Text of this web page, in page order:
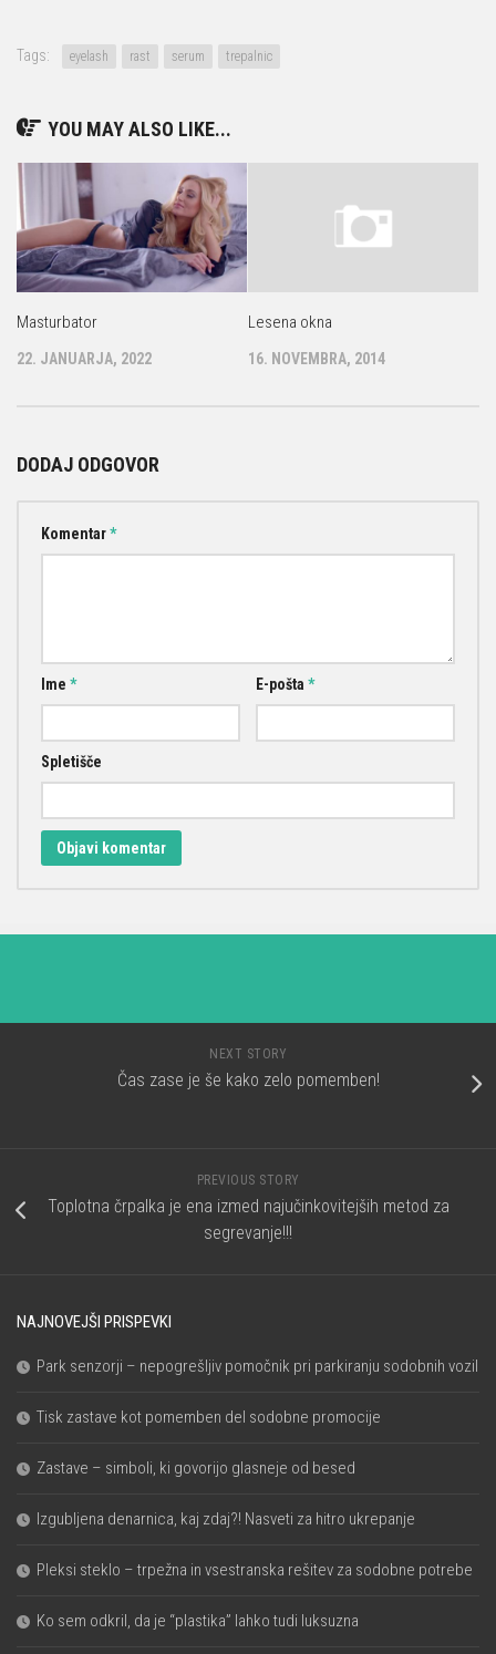
Tags: eyelash rast serum trepalnic
YOU MAY ALSO LIKE...
Masturbator
22. JANUARJA, 2022
Lesena okna
16. NOVEMBRA, 2014
DODAJ ODGOVOR
Komentar*
Ime * E-pošta*
Spletišče
NEXT STORY
Čas zase je še kako zelo pomemben!
PREVIOUS STORY
Toplotna črpalka je ena izmed najučinkovitejših metod za
segrevanje!!!
NAJNOVEJŠI PRISPEVKI
Park senzorji – nepogrešljiv pomočnik pri parkiranju sodobnih vozil
Tisk zastave kot pomemben del sodobne promocije
Zastave – simboli, ki govorijo glasneje od besed
Izgubljena denarnica, kaj zdaj?! Nasveti za hitro ukrepanje
Pleksi steklo – trpežna in vsestranska rešitev za sodobne potrebe
Ko sem odkril, da je “plastika” lahko tudi luksuzna